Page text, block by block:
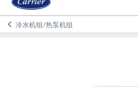
keyboard_arrow_leftArrow back
冷水机组/热泵机组